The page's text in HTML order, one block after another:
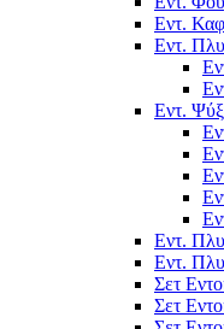
Εντ.
Εντ.
Εντ.
Εντ.
Εντ.
Σετ
Σετ